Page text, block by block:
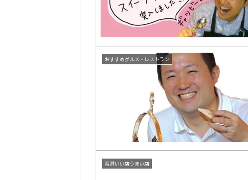
おすすめグルメ・レストラン
香港いい店うまい店